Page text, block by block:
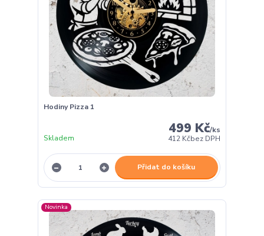
Hodiny Pizza 1
499 Kč/ks
412 Kčbez DPH
Skladem
Přidat do košíku
Novinka